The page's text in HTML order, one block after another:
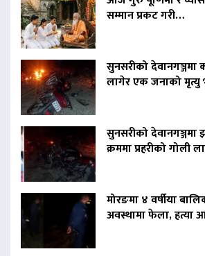
सम्मान प्रकट गरी…
सुनसरीको देवानगञ्जमा
लागेर एक जनाको
सुनसरीको देवानगञ्जमा
क्रममा प्रहरीको
मोरङमा ४ वर्षीया
अवस्थामा फेला, हत्या